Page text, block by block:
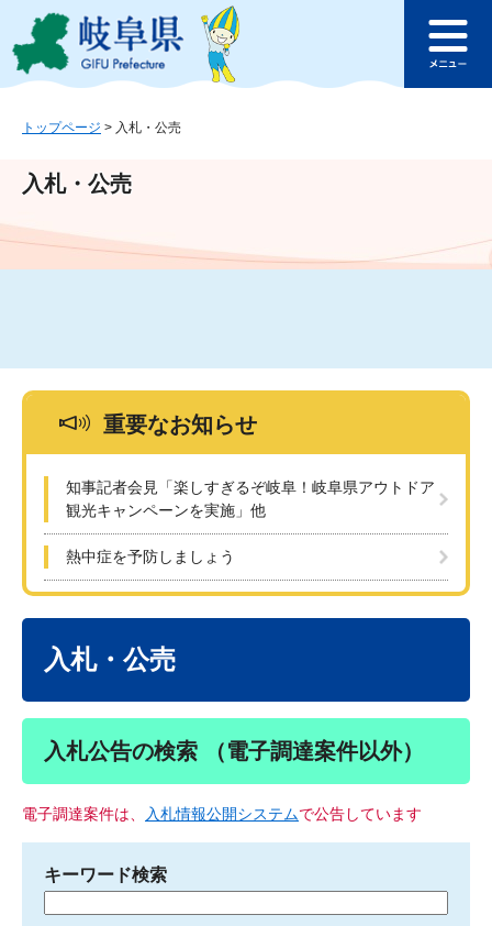
ジ
ュ
文
このページの本文へ
ュ
トップページ > 入札・公売
入札・公売
重要なお知らせ
知事記者会見「楽しすぎるぞ岐阜！岐阜県アウトドア
観光キャンペーンを実施」他
熱中症を予防しましょう
入札・公売
入札公告の検索 （電子調達案件以外）
電子調達案件は、 入札情報公開システムで公告しています
キーワード検索